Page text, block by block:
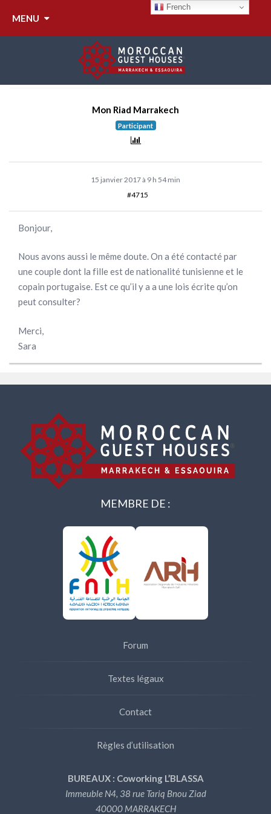
MENU
RÉPONDRE À : SÉJOUR
COUPLE MIXTE NON
MARIÉ
Mon Riad Marrakech
Participant
15 janvier 2017 à 9 h 54 min
#4715
Bonjour,
Nous avons aussi le même doute. On a été contacté par
une couple dont la fille est de nationalité tunisienne et le
copain portugaise. Est ce qu’il y a a une lois écrite qu’on
peut consulter?
Merci,
Sara
MEMBRE DE :
Forum
Textes légaux
Contact
Règles d’utilisation
BUREAUX : Coworking L’BLASSA
Immeuble N4, 38 rue Tariq Bnou Ziad
40000 MARRAKECH
French